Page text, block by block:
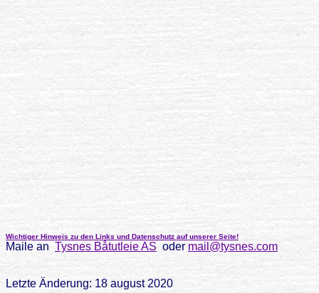
Wichtiger Hinweis zu den Links und Datenschutz auf unserer Seite!
Maile an Tysnes Båtutleie AS oder mail@tysnes.com
Letzte Änderung: 18 august 2020